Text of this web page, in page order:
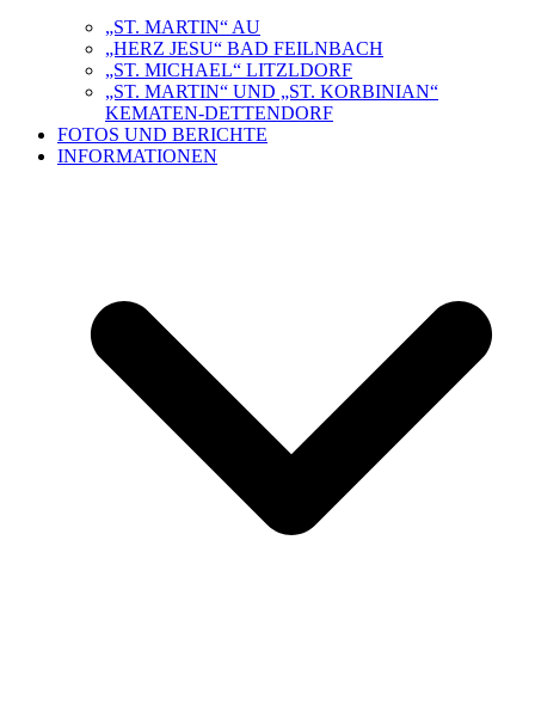
„ST. MARTIN“ AU
„HERZ JESU“ BAD FEILNBACH
„ST. MICHAEL“ LITZLDORF
„ST. MARTIN“ UND „ST. KORBINIAN“
KEMATEN-DETTENDORF
FOTOS UND BERICHTE
INFORMATIONEN